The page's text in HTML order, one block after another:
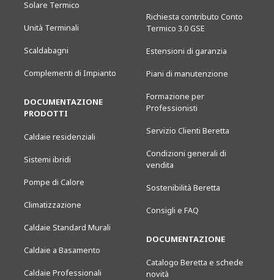
Solare Termico
Unità Terminali
Scaldabagni
Complementi di Impianto
DOCUMENTAZIONE
PRODOTTI
Caldaie residenziali
Sistemi ibridi
Pompe di Calore
Climatizzazione
Caldaie Standard Murali
Caldaie a Basamento
Caldaie Professionali
Richiesta contributo Conto
Termico 3.0 GSE
Estensioni di garanzia
Piani di manutenzione
Formazione per
Professionisti
Servizio Clienti Beretta
Condizioni generali di
vendita
Sostenibilità Beretta
Consigli e FAQ
DOCUMENTAZIONE
Catalogo Beretta e schede
novità